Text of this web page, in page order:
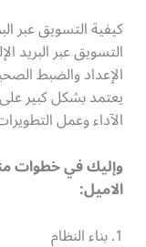
كيفية التسويق عبر
التسويق عبر
الإعداد والضبط
يعتمد بشكل كبير على
الآداء وعمل
وإليك في خطوات
الاميل:
1. بناء النظام